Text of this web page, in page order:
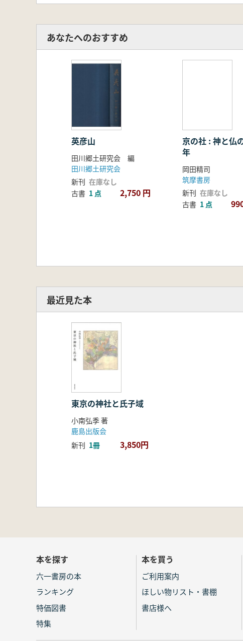
あなたへのおすすめ
英彦山
田川郷土研究会 編
田川郷土研究会
新刊 在庫なし
古書 1 点 2,750 円
京の社 : 神と仏
年
岡田精司
筑摩書房
新刊 在庫なし
古書 1 点
最近見た本
東京の神社と氏子域
小南弘季 著
鹿島出版会
新刊 1冊 3,850円
本を探す
六一書房の本
ランキング
特価図書
特集
本を買う
ご利用案内
ほしい物リスト・書棚
書店様へ